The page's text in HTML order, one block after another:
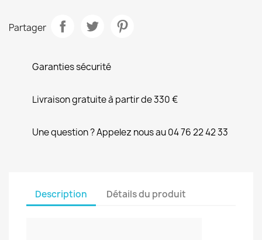
Partager
Garanties sécurité
Livraison gratuite à partir de 330 €
Une question ? Appelez nous au 04 76 22 42 33
Description Détails du produit